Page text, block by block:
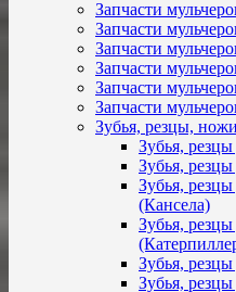
Запчасти
Запчасти
Запчасти
Запчасти
Запчасти
Запчасти
Зубья, резцы,
Зубья,
Зубья,
Зубья,
(Кансела)
Зубья,
Зубья,
Зубья,